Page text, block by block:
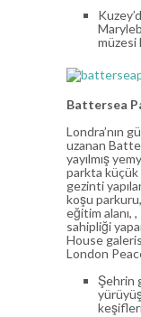
müzesi
Battersea
Londra’nın
uzanan
yayılmış
parkta küçük
gezinti
koşu
eğitim alanı,
sahipliği
House
London
Şehrin